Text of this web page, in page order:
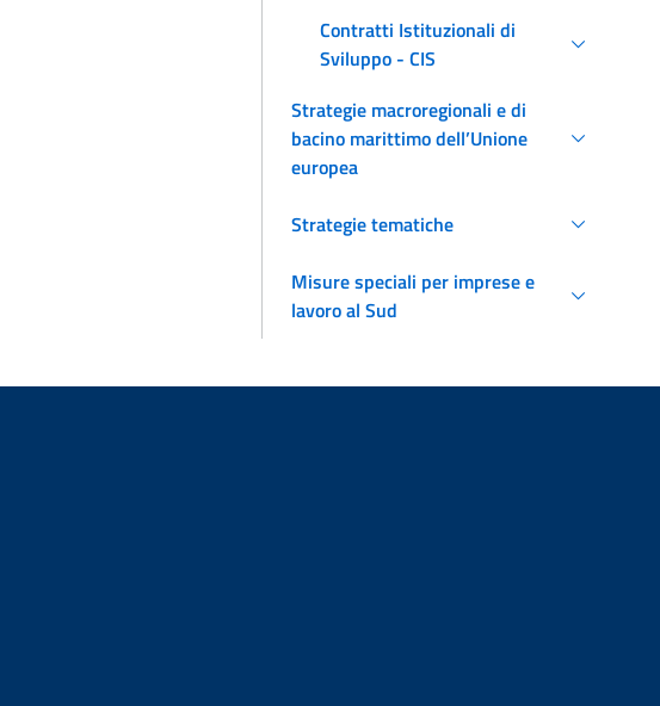
Contratti Istituzionali di
Sviluppo - CIS
Strategie macroregionali e di
bacino marittimo dell’Unione
europea
Strategie tematiche
Misure speciali per imprese e
lavoro al Sud